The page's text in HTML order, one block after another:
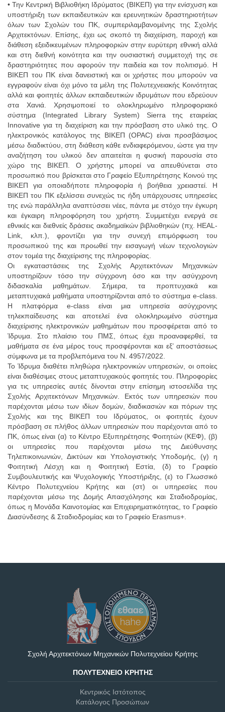
• Την Κεντρική Βιβλιοθήκη Ιδρύματος (ΒΙΚΕΠ) για την ενίσχυση και
υποστήριξη των εκπαιδευτικών και ερευνητικών δραστηριοτήτων
όλων των Σχολών του ΠΚ, συμπεριλαμβανομένης της Σχολής
Αρχιτεκτόνων. Επίσης, έχει ως σκοπό τη διαχείριση, παροχή και
διάθεση εξειδικευμένων πληροφοριών στην ευρύτερη εθνική αλλά
και στη διεθνή κοινότητα και την ουσιαστική συμμετοχή της σε
δραστηριότητες που αφορούν την παιδεία και τον πολιτισμό. Η
ΒΙΚΕΠ του ΠΚ είναι δανειστική και οι χρήστες που μπορούν να
εγγραφούν είναι όχι μόνο τα μέλη της Πολυτεχνειακής Κοινότητας
αλλά και φοιτητές άλλων εκπαιδευτικών ιδρυμάτων που εδρεύουν
στα Χανιά. Χρησιμοποιεί το ολοκληρωμένο πληροφοριακό
σύστημα (Integrated Library System) Sierra της εταιρείας
Innovative για τη διαχείριση και την πρόσβαση στο υλικό της. Ο
ηλεκτρονικός κατάλογος της ΒΙΚΕΠ (OPAC) είναι προσβάσιμος
μέσω διαδικτύου, στη διάθεση κάθε ενδιαφερόμενου, ώστε για την
αναζήτηση του υλικού δεν απαιτείται η φυσική παρουσία στο
χώρο της ΒΙΚΕΠ. Ο χρήστης μπορεί να απευθύνεται στο
προσωπικό που βρίσκεται στο Γραφείο Εξυπηρέτησης Κοινού της
ΒΙΚΕΠ για οποιαδήποτε πληροφορία ή βοήθεια χρειαστεί. Η
ΒΙΚΕΠ του ΠΚ εξελίσσει συνεχώς τις ήδη υπάρχουσες υπηρεσίες
της ενώ παράλληλα αναπτύσσει νέες, πάντα με στόχο την έγκυρη
και έγκαιρη πληροφόρηση του χρήστη. Συμμετέχει ενεργά σε
εθνικές και διεθνείς δράσεις ακαδημαϊκών βιβλιοθηκών (πχ. HEAL-
Link, κλπ.), φροντίζει για την συνεχή επιμόρφωση του
προσωπικού της και προωθεί την εισαγωγή νέων τεχνολογιών
στον τομέα της διαχείρισης της πληροφορίας.
Οι εγκαταστάσεις της Σχολής Αρχιτεκτόνων Μηχανικών
υποστηρίζουν τόσο την σύγχρονη όσο και την ασύγχρονη
διδασκαλία μαθημάτων. Σήμερα, τα προπτυχιακά και
μεταπτυχιακά μαθήματα υποστηρίζονται από το σύστημα e-class.
Η πλατφόρμα e-class είναι μια υπηρεσία ασύγχρονης
τηλεκπαίδευσης και αποτελεί ένα ολοκληρωμένο σύστημα
διαχείρισης ηλεκτρονικών μαθημάτων που προσφέρεται από το
Ίδρυμα. Στο πλαίσιο του ΠΜΣ, όπως έχει προαναφερθεί, τα
μαθήματα σε ένα μέρος τους προσφέρονται και εξ’ αποστάσεως
σύμφωνα με τα προβλεπόμενα του Ν. 4957/2022.
Το Ίδρυμα διαθέτει πληθώρα ηλεκτρονικών υπηρεσιών, οι οποίες
είναι διαθέσιμες στους μεταπτυχιακούς φοιτητές του. Πληροφορίες
για τις υπηρεσίες αυτές δίνονται στην επίσημη ιστοσελίδα της
Σχολής Αρχιτεκτόνων Μηχανικών. Εκτός των υπηρεσιών που
παρέχονται μέσω των ιδίων δομών, διαδικασιών και πόρων της
Σχολής και της ΒΙΚΕΠ του Ιδρύματος, οι φοιτητές έχουν
πρόσβαση σε πλήθος άλλων υπηρεσιών που παρέχονται από το
ΠΚ, όπως είναι (α) το Κέντρο Εξυπηρέτησης Φοιτητών (ΚΕΦ), (β)
οι υπηρεσίες που παρέχονται μέσω της Διεύθυνσης
Τηλεπικοινωνιών, Δικτύων και Υπολογιστικής Υποδομής, (γ) η
Φοιτητική Λέσχη και η Φοιτητική Εστία, (δ) το Γραφείο
Συμβουλευτικής και Ψυχολογικής Υποστήριξης, (ε) το Γλωσσικό
Κέντρο Πολυτεχνείου Κρήτης και (στ) οι υπηρεσίες που
παρέχονται μέσω της Δομής Απασχόλησης και Σταδιοδρομίας,
όπως η Μονάδα Καινοτομίας και Επιχειρηματικότητας, το Γραφείο
Διασύνδεσης & Σταδιοδρομίας και το Γραφείο Erasmus+.
Σχολή Αρχιτεκτόνων Μηχανικών Πολυτεχνείου Κρήτης
ΠΟΛΥΤΕΧΝΕΊΟ ΚΡΉΤΗΣ
Κεντρικός Ιστότοπος
Κατάλογος Προσώπων